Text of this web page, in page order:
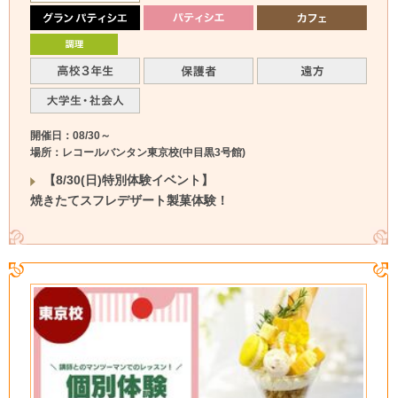
開催日：08/30～
場所：レコールバンタン東京校(中目黒3号館)
【8/30(日)特別体験イベント】
焼きたてスフレデザート製菓体験！